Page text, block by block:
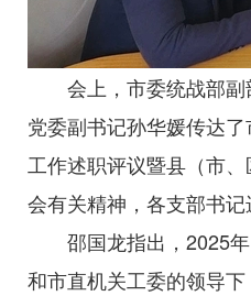
会上，市委统战部
党委副书记孙华媛传达
工作述职评议暨县（市
会有关精神，各支部书记
邵国龙指出，2025
和市直机关工委的领导